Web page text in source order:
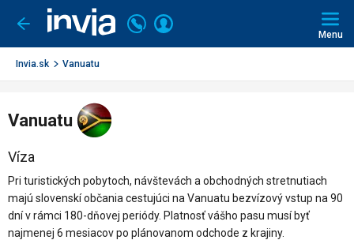
Ísť
späť
Volajte
+421
2
Prihlásiť
Menu
Invia.sk Vanuatu
Vanuatu
Víza
Pri turistických pobytoch, návštevách a obchodných stretnutiach
majú slovenskí občania cestujúci na Vanuatu bezvízový vstup na 90
dní v rámci 180-dňovej periódy. Platnosť vášho pasu musí byť
najmenej 6 mesiacov po plánovanom odchode z krajiny.